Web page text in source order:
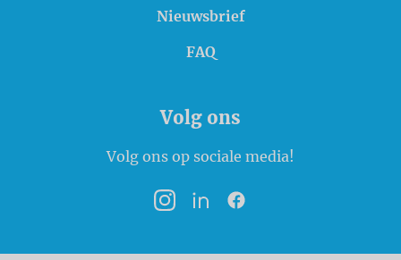
Nieuwsbrief
FAQ
Volg ons
Volg ons op sociale media!
InstagramLinkedInFacebook